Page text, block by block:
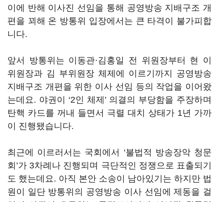
이에 반해 이사진 선임을 통해 공영방송 지배구조 개
편을 꾀해 온 방통위 입장에서는 큰 타격이 불가피합
니다.
앞서 방통위는 이동관·김홍일 전 위원장부터 현 이
위원장과 김 부위원장 체제에 이르기까지 공영방송
지배구조 개편을 위한 이사 선임 등의 작업을 이어왔
는데요. 야권이 ‘2인 체제 ’ 의결의 부당함을 주장하며
탄핵 카드를 꺼내 들면서 극렬 대치 상태가 1년 가까
이 진행됐습니다.
최근에 이르러서는 국회에서 ‘불법적 방송장악 청문
회 ’가 3차례나 진행되며 극단적인 정쟁으로 표출되기
도 했는데요. 아직 본안 소송이 남아있기는 하지만 법
원이 일단 방통위의 공영방송 이사 선임에 제동을 걸